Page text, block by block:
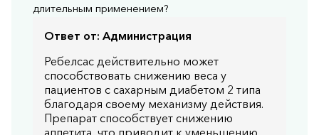
длительным применением?
Ответ от: Администрация
Ребелсас действительно может
способствовать снижению веса у
пациентов с сахарным диабетом 2 типа
благодаря своему механизму действия.
Препарат способствует снижению
аппетита, что приводит к уменьшению